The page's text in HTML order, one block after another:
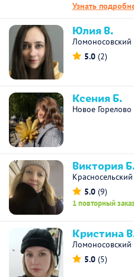
Узнать
Юлия В.
Ломоносовский
5.0 (2)
Ксения Б.
Новое Горелово
Виктория
Красносельский
5.0 (9)
1 повторный заказ
Кристина
Ломоносовский
5.0 (5)